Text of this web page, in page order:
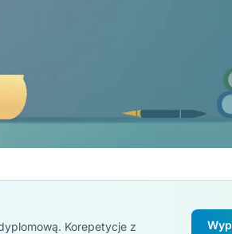
Korepetycje z